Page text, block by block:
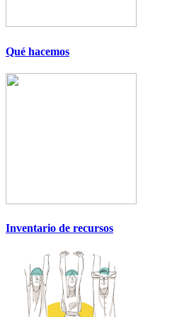
Qué hacemos
Inventario de recursos